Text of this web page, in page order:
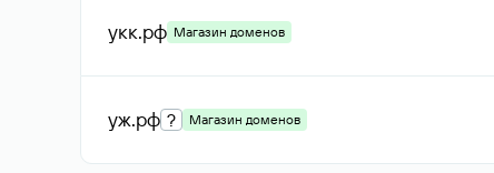
укк.рф Магазин доменов
уж.рф ? Магазин доменов